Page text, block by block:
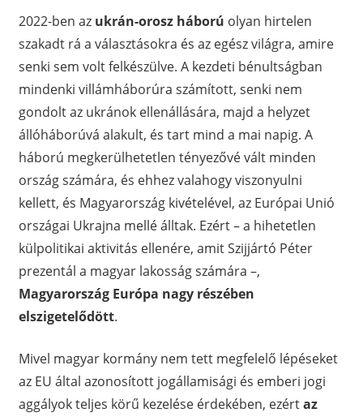
2022-ben az ukrán-orosz háború olyan hirtelen
szakadt rá a választásokra és az egész világra, amire
senki sem volt felkészülve. A kezdeti bénultságban
mindenki villámháborúra számított, senki nem
gondolt az ukránok ellenállására, majd a helyzet
állóháborúvá alakult, és tart mind a mai napig. A
háború megkerülhetetlen tényezővé vált minden
ország számára, és ehhez valahogy viszonyulni
kellett, és Magyarország kivételével, az Európai Unió
országai Ukrajna mellé álltak. Ezért – a hihetetlen
külpolitikai aktivitás ellenére, amit Szijjártó Péter
prezentál a magyar lakosság számára –,
Magyarország Európa nagy részében
elszigetelődött.
Mivel magyar kormány nem tett megfelelő lépéseket
az EU által azonosított jogállamisági és emberi jogi
aggályok teljes körű kezelése érdekében, ezértaz